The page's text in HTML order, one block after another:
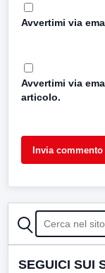
Avvertimi via
Avvertimi via
articolo.
CERCA
SEGUICI SUI